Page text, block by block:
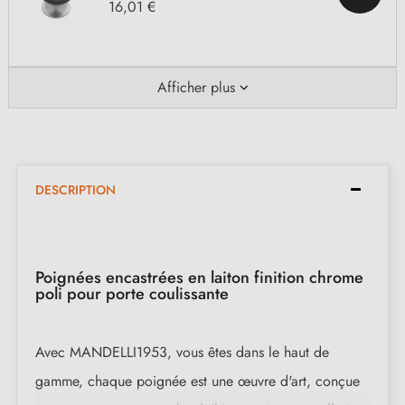
16,01 €
Afficher plus
DESCRIPTION
Poignées encastrées en laiton finition chrome
poli pour porte coulissante
Avec MANDELLI1953, vous êtes dans le haut de
gamme, chaque poignée est une œuvre d'art, conçue